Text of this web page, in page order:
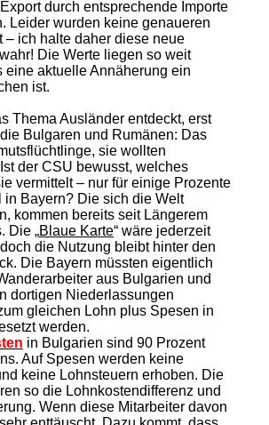
durch entsprechende Importe
Leider wurden keine genaueren
– ich halte daher diese neue
Die Werte liegen so weit
eine aktuelle Annäherung ein
ist.
Thema Ausländer entdeckt, erst
Bulgaren und Rumänen: Das
sie wollten
der CSU bewusst, welches
vermittelt – nur für einige Prozente
in Bayern? Die sich die Welt
kommen bereits seit Längerem
Die „Blaue Karte“ wäre jederzeit
die Nutzung bleibt hinter den
Die Bayern müssten eigentlich
aus Bulgarien und
dortigen Niederlassungen
gleichen Lohn plus Spesen in
werden.
in Bulgarien sind 90 Prozent
Auf Spesen werden keine
keine Lohnsteuern erhoben. Die
so die Lohnkostendifferenz und
Wenn diese Mitarbeiter davon